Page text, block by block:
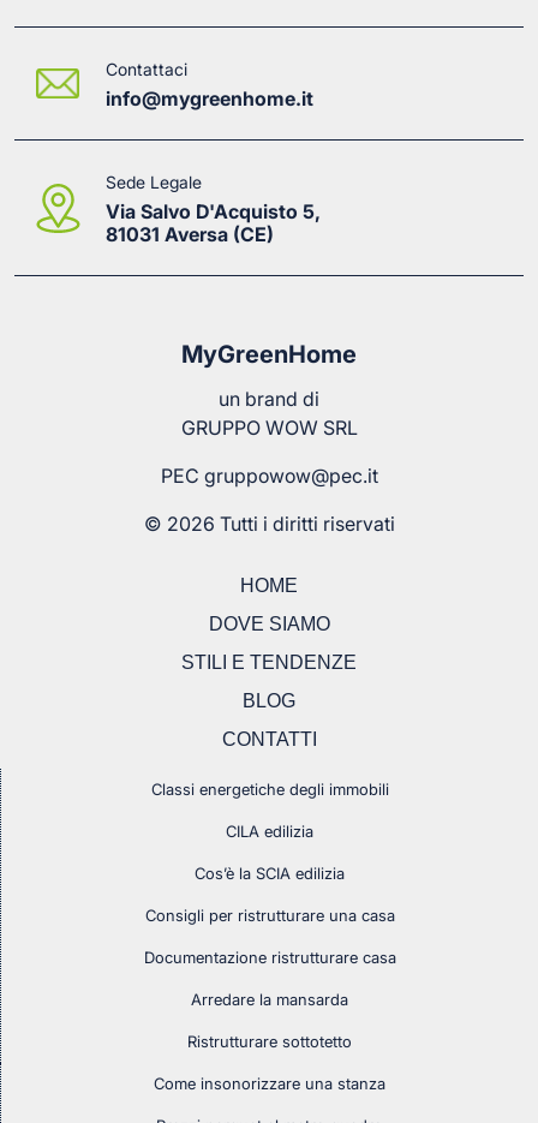
Contattaci
info@mygreenhome.it
Sede Legale
Via Salvo D'Acquisto 5,
81031 Aversa (CE)
MyGreenHome
un brand di
GRUPPO WOW SRL
PEC gruppowow@pec.it
© 2026 Tutti i diritti riservati
HOME
DOVE SIAMO
STILI E TENDENZE
BLOG
CONTATTI
Classi energetiche degli immobili
CILA edilizia
Cos’è la SCIA edilizia
Consigli per ristrutturare una casa
Documentazione ristrutturare casa
Arredare la mansarda
Ristrutturare sottotetto
Come insonorizzare una stanza